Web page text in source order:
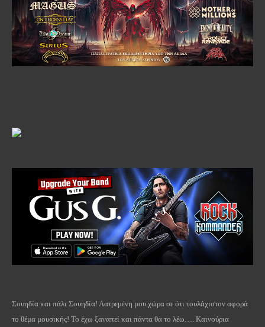
Σουηδία και πάλι Σουηδία! Λατρεμένη μου χώρα σε ότι τουλάχιστον αφορά
το θέμα μουσικής! Το έχω ξαναπεί και πάντα θα το λέω…. Καινούρια